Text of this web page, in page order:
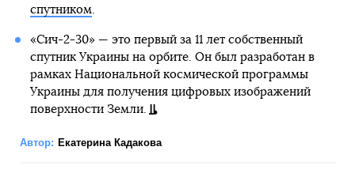
спутником.
«Сич-2-30» — это первый за 11 лет собственный
спутник Украины на орбите. Он был разработан в
рамках Национальной космической программы
Украины для получения цифровых изображений
поверхности Земли.
Автор: Екатерина Кадакова